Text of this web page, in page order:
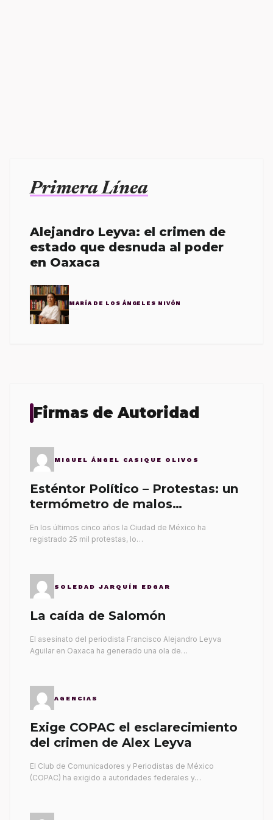
Primera Línea
Alejandro Leyva: el crimen de
estado que desnuda al poder
en Oaxaca
MARÍA DE LOS ÁNGELES NIVÓN
Firmas de Autoridad
MIGUEL ÁNGEL CASIQUE OLIVOS
Esténtor Político – Protestas: un
termómetro de malos
En los últimos cinco años la Ciudad de México ha
registrado 25 mil protestas, lo…
SOLEDAD JARQUÍN EDGAR
La caída de Salomón
El asesinato del periodista Francisco Alejandro Leyva
Aguilar en Oaxaca ha generado una ola de…
AGENCIAS
Exige COPAC el esclarecimiento
del crimen de Alex Leyva
El Club de Comunicadores y Periodistas de México
(COPAC) ha exigido a autoridades federales y…